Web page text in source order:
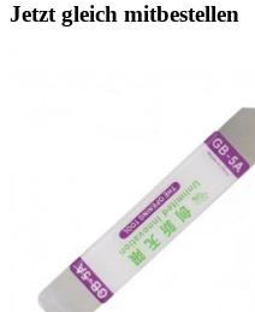
Jetzt gleich mitbestellen